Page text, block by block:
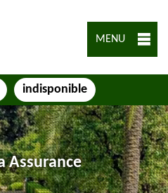
MENU
indisponible
Assurance